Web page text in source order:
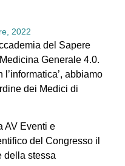
2022
del Sapere
Generale 4.0.
abbiamo
dei Medici di
AV Eventi e
del Congresso il
della stessa